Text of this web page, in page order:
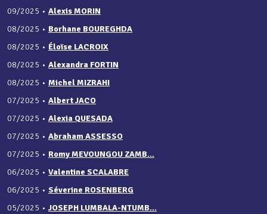
09/2025 • Alexis MORIN
08/2025 • Borhane BOUREGHDA
08/2025 • Éloïse LACROIX
08/2025 • Alexandra FORTIN
08/2025 • Michel MIZRAHI
07/2025 • Albert JACO
07/2025 • Alexia QUESADA
07/2025 • Abraham ASSESSO
07/2025 • Romy MEVOUNGOU ZAMB...
06/2025 • Valentine SCALABRE
06/2025 • Séverine ROSENBERG
05/2025 • JOSEPH LUMBALA-NTUMB...